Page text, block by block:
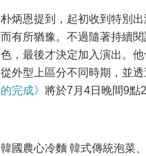
朴炳恩提到，起初收到特別
而有所猶豫。不過隨著持續
色，最後才決定加入演出。
從外型上區分不同時期，並
的完成》 將於7月4日晚間9點
韓國農心冷麵 韓式傳統泡菜